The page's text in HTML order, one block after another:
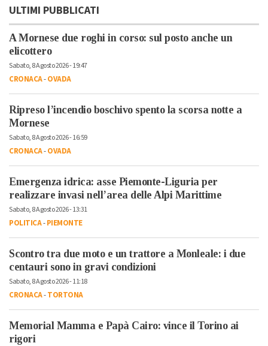
ULTIMI PUBBLICATI
A Mornese due roghi in corso: sul posto anche un
elicottero
Sabato, 8 Agosto 2026 - 19:47
CRONACA-OVADA
Ripreso l’incendio boschivo spento la scorsa notte a
Mornese
Sabato, 8 Agosto 2026 - 16:59
CRONACA-OVADA
Emergenza idrica: asse Piemonte-Liguria per
realizzare invasi nell’area delle Alpi Marittime
Sabato, 8 Agosto 2026 - 13:31
POLITICA-PIEMONTE
Scontro tra due moto e un trattore a Monleale: i due
centauri sono in gravi condizioni
Sabato, 8 Agosto 2026 - 11:18
CRONACA-TORTONA
Memorial Mamma e Papà Cairo: vince il Torino ai
rigori